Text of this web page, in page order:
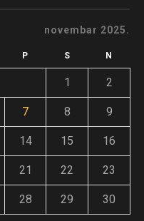
novembar 2025.
P S N
1 2
7 8 9
14 15 16
21 22 23
28 29 30